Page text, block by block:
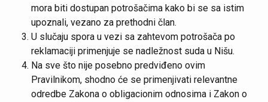
mora biti dostupan potrošačima kako bi se sa istim
upoznali, vezano za prethodni član.
U slučaju spora u vezi sa zahtevom potrošača po
reklamaciji primenjuje se nadležnost suda u Nišu.
Na sve što nije posebno predviđeno ovim
Pravilnikom, shodno će se primenjivati relevantne
odredbe Zakona o obligacionim odnosima i Zakon o